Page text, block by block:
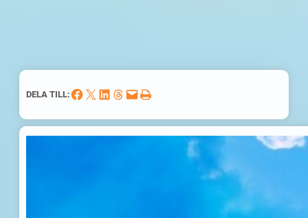
DELA TILL:Dela på Facebook Dela på X Dela på LinkedIn Dela på Threads Skicka denna sida med e-post Skriv ut denna sida